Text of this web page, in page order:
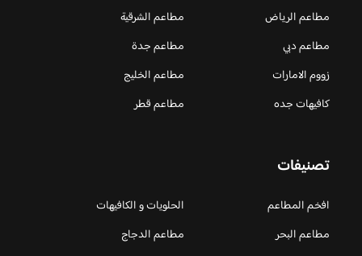
مطاعم الرياض
مطاعم الشرقية
مطاعم دبي
مطاعم جدة
زووم الامارات
مطاعم الخليج
كافيهات جده
مطاعم قطر
تصنيفات
افخم المطاعم
الحلويات و الكافيهات ‎
مطاعم البحر
مطاعم الدجاج